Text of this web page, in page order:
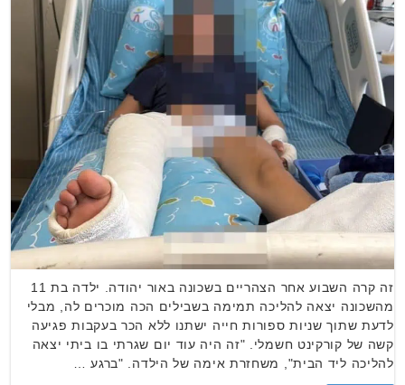
זה קרה השבוע אחר הצהריים בשכונה באור יהודה. ילדה בת 11
מהשכונה יצאה להליכה תמימה בשבילים הכה מוכרים לה, מבלי
לדעת שתוך שניות ספורות חייה ישתנו ללא הכר בעקבות פגיעה
קשה של קורקינט חשמלי. "זה היה עוד יום שגרתי בו ביתי יצאה
להליכה ליד הבית", משחזרת אימה של הילדה. "ברגע …